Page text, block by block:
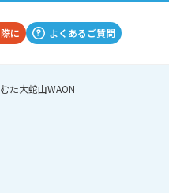
に よくあるご質問
た大蛇山WAON